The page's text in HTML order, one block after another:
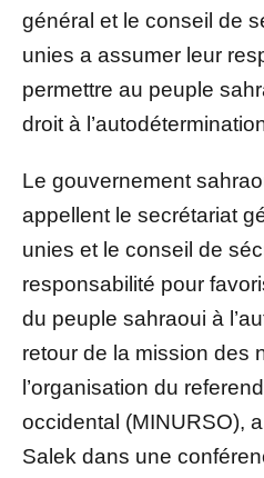
général et le conseil de
unies a assumer leur
permettre au peuple
droit à
Le gouvernement
appellent le secrétariat
unies et le conseil de
responsabilité pour
du peuple sahraoui à
retour de la mission des
l’organisation du
occidental (MINURSO),
Salek dans une